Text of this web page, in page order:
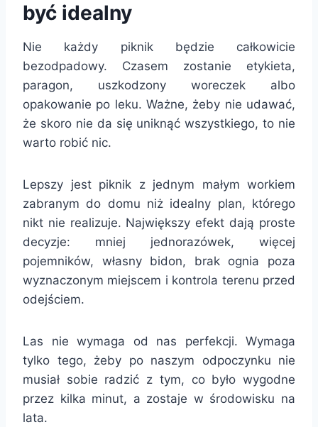
być idealny
Nie każdy piknik będzie całkowicie
bezodpadowy. Czasem zostanie etykieta,
paragon, uszkodzony woreczek albo
opakowanie po leku. Ważne, żeby nie udawać,
że skoro nie da się uniknąć wszystkiego, to nie
warto robić nic.
Lepszy jest piknik z jednym małym workiem
zabranym do domu niż idealny plan, którego
nikt nie realizuje. Największy efekt dają proste
decyzje: mniej jednorazówek, więcej
pojemników, własny bidon, brak ognia poza
wyznaczonym miejscem i kontrola terenu przed
odejściem.
Las nie wymaga od nas perfekcji. Wymaga
tylko tego, żeby po naszym odpoczynku nie
musiał sobie radzić z tym, co było wygodne
przez kilka minut, a zostaje w środowisku na
lata.